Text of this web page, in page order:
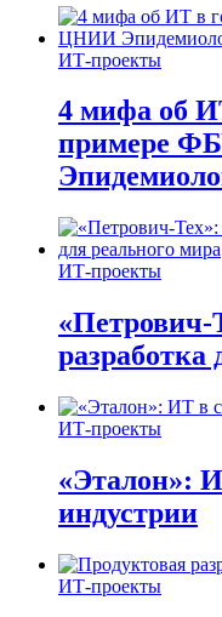
ИТ-проекты
4 мифа об
примере
ИТ-проекты
«Петрович-
разработка
ИТ-проекты
«Эталон»:
индустрии
ИТ-проекты